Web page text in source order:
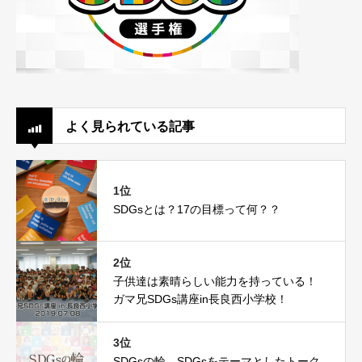
よく見られている記事
1位
SDGsとは？17の目標って何？？
2位
子供達は素晴らしい能力を持っている！
ガマ兄SDGs講座in長良西小学校！
3位